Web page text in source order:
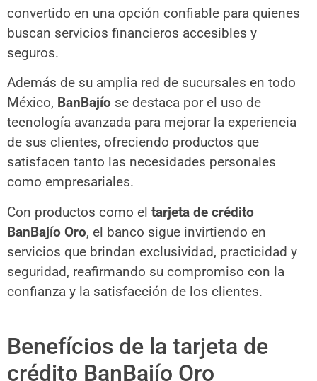
convertido en una opción confiable para quienes
buscan servicios financieros accesibles y
seguros.
Además de su amplia red de sucursales en todo
México, BanBajío se destaca por el uso de
tecnología avanzada para mejorar la experiencia
de sus clientes, ofreciendo productos que
satisfacen tanto las necesidades personales
como empresariales.
Con productos como el tarjeta de crédito
BanBajío Oro, el banco sigue invirtiendo en
servicios que brindan exclusividad, practicidad y
seguridad, reafirmando su compromiso con la
confianza y la satisfacción de los clientes.
Benefícios de la tarjeta de
crédito BanBajío Oro